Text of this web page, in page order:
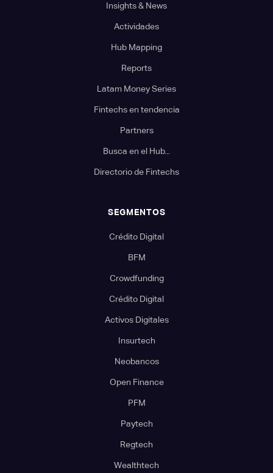
Insights & News
Actividades
Hub Mapping
Reports
Latam Money Series
Fintechs en tendencia
Partners
Busca en el Hub...
Directorio de Fintechs
SEGMENTOS
Crédito Digital
BFM
Crowdfunding
Crédito Digital
Activos Digitales
Insurtech
Neobancos
Open Finance
PFM
Paytech
Regtech
Wealthtech